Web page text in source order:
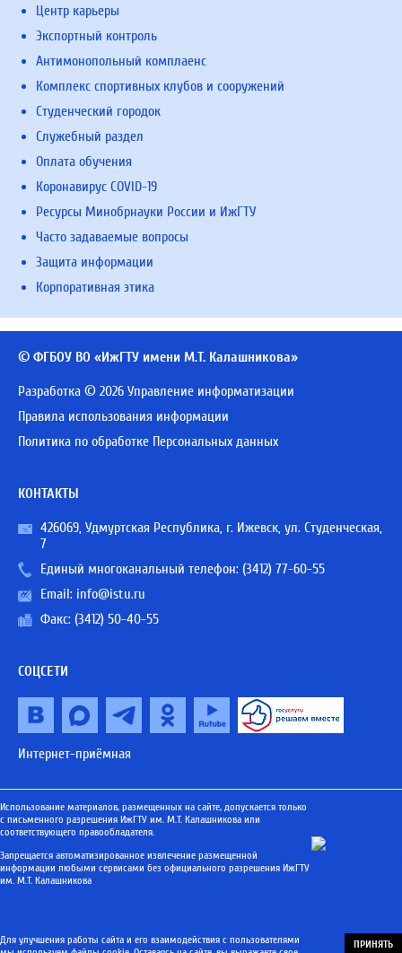
Центр карьеры
Экспортный контроль
Антимонопольный комплаенс
Комплекс спортивных клубов и сооружений
Студенческий городок
Служебный раздел
Оплата обучения
Коронавирус COVID-19
Ресурсы Минобрнауки России и ИжГТУ
Часто задаваемые вопросы
Защита информации
Корпоративная этика
© ФГБОУ ВО «ИжГТУ имени М.Т. Калашникова»
Разработка © 2026 Управление информатизации
Правила использования информации
Политика по обработке Персональных данных
КОНТАКТЫ
426069, Удмуртская Республика, г. Ижевск, ул. Студенческая,
7
Единый многоканальный телефон: (3412) 77-60-55
Email: info@istu.ru
Факс: (3412) 50-40-55
СОЦСЕТИ
Интернет-приёмная
Использование материалов, размещенных на сайте, допускается только
с письменного разрешения ИжГТУ им. М.Т. Калашникова или
соответствующего правообладателя.
Запрещается автоматизированное извлечение размещенной
информации любыми сервисами без официального разрешения ИжГТУ
им. М.Т. Калашникова
Для улучшения работы сайта и его взаимодействия с пользователями
ПРИНЯТЬ